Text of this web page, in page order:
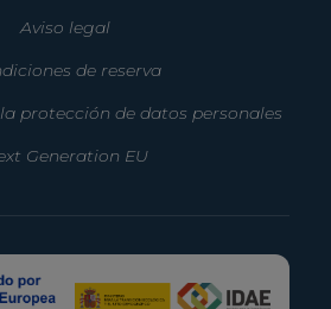
Aviso legal
de reserva
protección de datos personales
Generation EU